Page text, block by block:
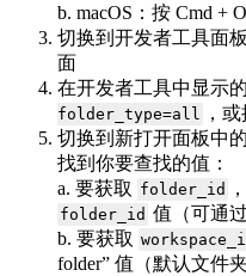
b. macOS：按 Cmd +
切换到开发者工具面
面
在开发者工具中显示
folder_type=all
，
切换到新打开面板中
找到你要查找的值：
a. 要获取 folder_id
folder_id 值（可通过
b. 要获取
folder” 值（默认文件